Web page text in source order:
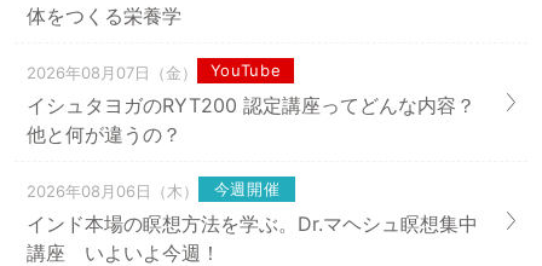
体をつくる栄養学
2026年08月07日（金） YouTube
イシュタヨガのRYT200 認定講座ってどんな内容？
他と何が違うの？
2026年08月06日（木） 今週開催
インド本場の瞑想方法を学ぶ。Dr.マヘシュ瞑想集中
講座 いよいよ今週！